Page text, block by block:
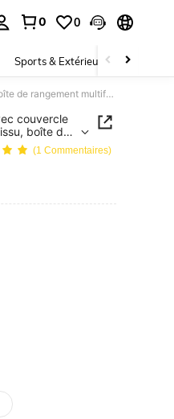
0 0
Sports & Extérieur Enfants
Boîte organisatrice de coffre de voiture avec couvercle et poignée, bac de rangement pliable en tissu, boîte de rangement multifonction pour voiture, maison et voyage
couvercle
boîte de
et voyage
(1 Commentaires)